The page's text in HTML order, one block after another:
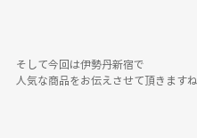
そして今回は伊勢丹新宿で
人気な商品をお伝えさせて頂きます